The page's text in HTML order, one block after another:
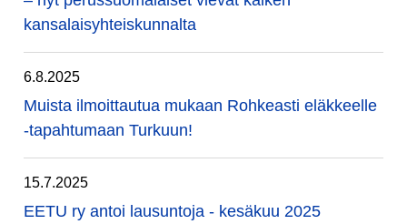
kansalaisyhteiskunnalta
6.8.2025
Muista ilmoittautua mukaan Rohkeasti eläkkeelle
-tapahtumaan Turkuun!
15.7.2025
EETU ry antoi lausuntoja - kesäkuu 2025